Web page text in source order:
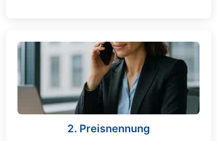
2. Preisnennung